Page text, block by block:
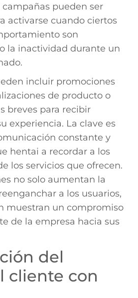
campañas pueden ser
activarse cuando ciertos
son
la inactividad durante un
incluir promociones
de producto o
breves para recibir
experiencia. La clave es
constante y
hentai a recordar a los
los servicios que ofrecen.
no solo aumentan la
a los usuarios,
muestran un compromiso
de la empresa hacia sus
del
cliente con